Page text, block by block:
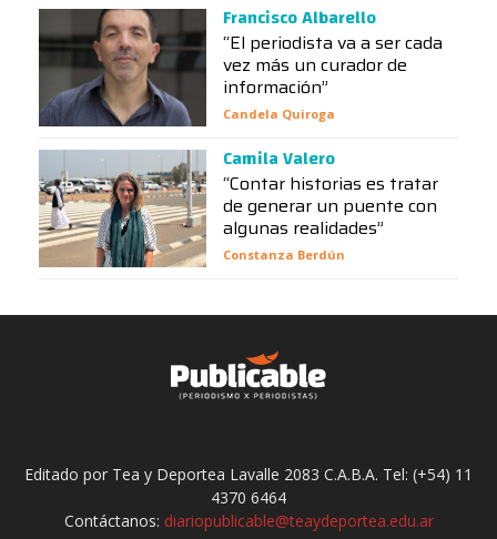
Francisco Albarello
“El periodista va a ser cada
vez más un curador de
información”
Candela Quiroga
Camila Valero
“Contar historias es tratar
de generar un puente con
algunas realidades”
Constanza Berdún
Editado por Tea y Deportea Lavalle 2083 C.A.B.A. Tel: (+54) 11
4370 6464
Contáctanos: diariopublicable@teaydeportea.edu.ar